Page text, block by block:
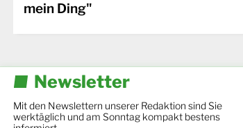
mein Ding"
Newsletter
Mit den Newslettern unserer Redaktion sind Sie
werktäglich und am Sonntag kompakt bestens